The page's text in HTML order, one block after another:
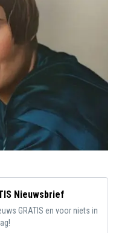
Nieuwsbrief
GRATIS en voor niets in